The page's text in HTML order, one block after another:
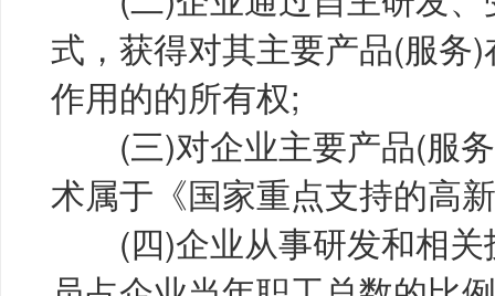
式，获得对其主要产品(服务
作用的的所有权;
(三)对企业主要产品(服务
术属于《国家重点支持的高
(四)企业从事研发和相关